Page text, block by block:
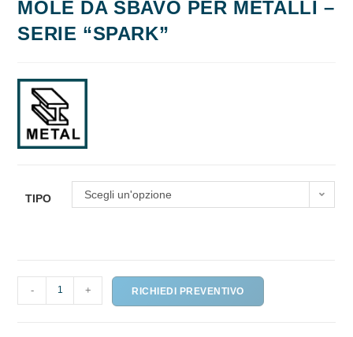
MOLE DA SBAVO PER METALLI –
SERIE “SPARK”
TIPO Scegli un'opzione
DA
- + RICHIEDI PREVENTIVO